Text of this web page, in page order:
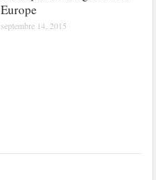
Europe
septembre 14, 2015